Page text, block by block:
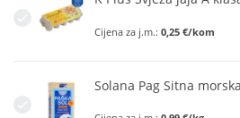
Cijena za j.m.: 0,25 €/kom
Solana Pag Sitna